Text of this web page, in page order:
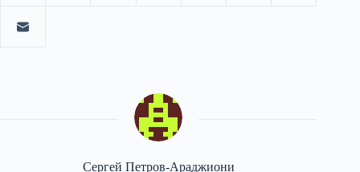
Сергей Петров-Араджиони